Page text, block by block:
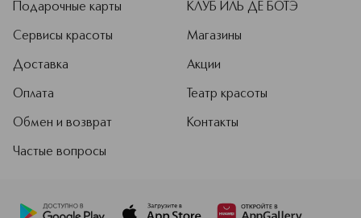
Подарочные карты
Сервисы красоты
Доставка
Оплата
Обмен и возврат
Частые вопросы
КЛУБ ИЛЬ ДЕ БОТЭ
Магазины
Акции
Театр красоты
Контакты